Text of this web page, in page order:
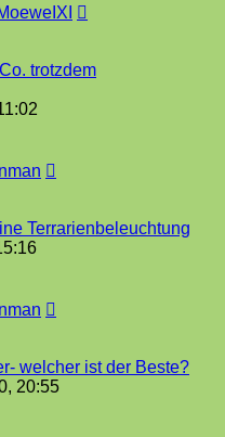
trotzdem
Terrarienbeleuchtung
welcher ist der Beste?
20:55